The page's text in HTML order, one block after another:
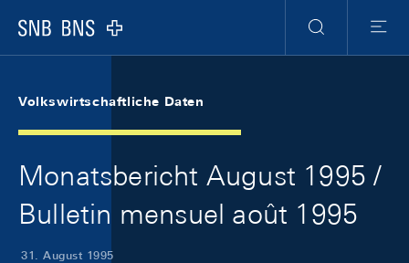
Logo
Suche
Menu
Volkswirtschaftliche Daten
Monatsbericht August 1995 /
Bulletin mensuel août 1995
31. August 1995